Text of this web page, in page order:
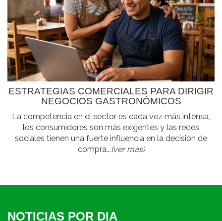
ESTRATEGIAS COMERCIALES PARA DIRIGIR
NEGOCIOS GASTRONÓMICOS
La competencia en el sector es cada vez más intensa,
los consumidores son más exigentes y las redes
sociales tienen una fuerte influencia en la decisión de
compra...(ver más)
NOTICIAS POR DIA